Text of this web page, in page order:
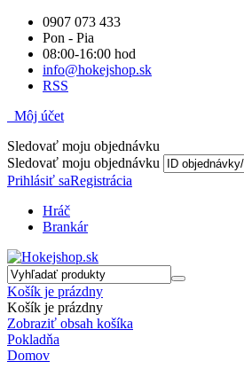
0907 073 433
Pon - Pia
08:00-16:00 hod
info@hokejshop.sk
RSS
Môj účet
Sledovať moju objednávku
Sledovať moju objednávku
Prihlásiť saRegistrácia
Hráč
Brankár
Košík je prázdny
Košík je prázdny
Zobraziť obsah košíka
Pokladňa
Domov